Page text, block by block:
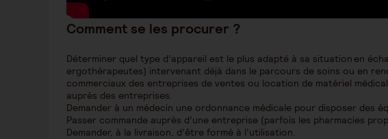
Comment se les procurer ?
Déterminer quel type d’appareil est le plus adapté à sa situation en
ergothérapeutes) intervenant déjà dans le parcours de soins ou en
commerciaux des entreprises de ventes ou location de matériel
auprès des entreprises.
Demander à un médecin une ordonnance médicale pour disposer des
Passer commande auprès d’une entreprise (parfois les pharmacies
Demander, à la livraison, d’être formé à l’utilisation.